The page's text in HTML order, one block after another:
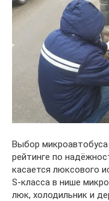
Выбор
рейтинге по
касается люксового
S-класса в нише
люк, холодильник и